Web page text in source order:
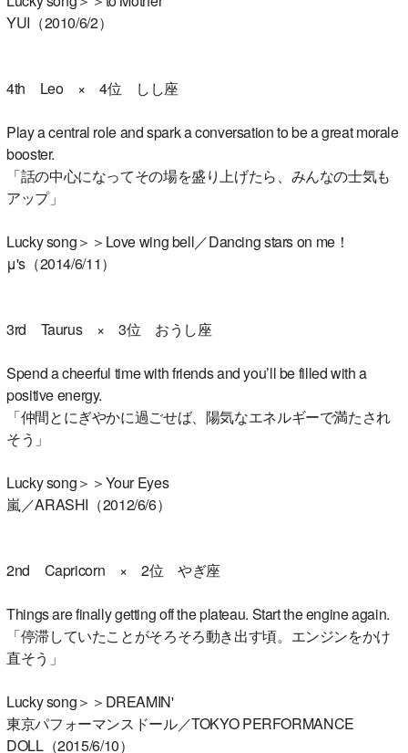
YUI（2010/6/2）
4th Leo × 4位 しし座
Play a central role and spark a conversation to be a great morale
booster.
「話の中心になってその場を盛り上げたら、みんなの士気も
アップ」
Lucky song＞＞Love wing bell／Dancing stars on me！
μ's（2014/6/11）
3rd Taurus × 3位 おうし座
Spend a cheerful time with friends and you’ll be filled with a
positive energy.
「仲間とにぎやかに過ごせば、陽気なエネルギーで満たされ
そう」
Lucky song＞＞Your Eyes
嵐／ARASHI（2012/6/6）
2nd Capricorn × 2位 やぎ座
Things are finally getting off the plateau. Start the engine again.
「停滞していたことがそろそろ動き出す頃。エンジンをかけ
直そう」
Lucky song＞＞DREAMIN'
東京パフォーマンスドール／TOKYO PERFORMANCE
DOLL（2015/6/10）